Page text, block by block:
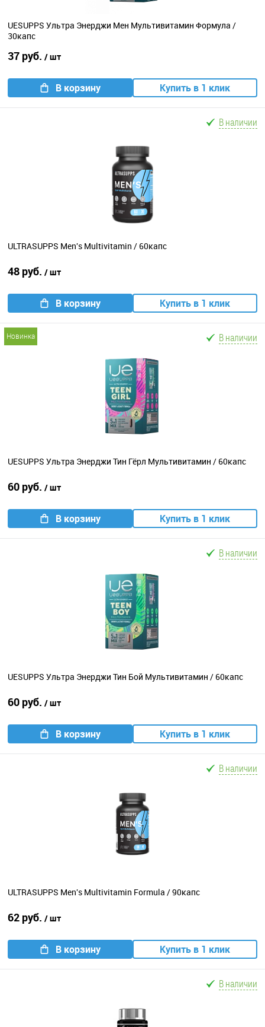
UESUPPS Ультра Энерджи Мен Мультивитамин Формула /
30капс
37 руб. / шт
В корзину Купить в 1 клик
В наличии
ULTRASUPPS Men's Multivitamin / 60капс
48 руб. / шт
В корзину Купить в 1 клик
новинка В наличии
UESUPPS Ультра Энерджи Тин Гёрл Мультивитамин / 60капс
60 руб. / шт
В корзину Купить в 1 клик
В наличии
UESUPPS Ультра Энерджи Тин Бой Мультивитамин / 60капс
60 руб. / шт
В корзину Купить в 1 клик
В наличии
ULTRASUPPS Men's Multivitamin Formula / 90капс
62 руб. / шт
В корзину Купить в 1 клик
В наличии